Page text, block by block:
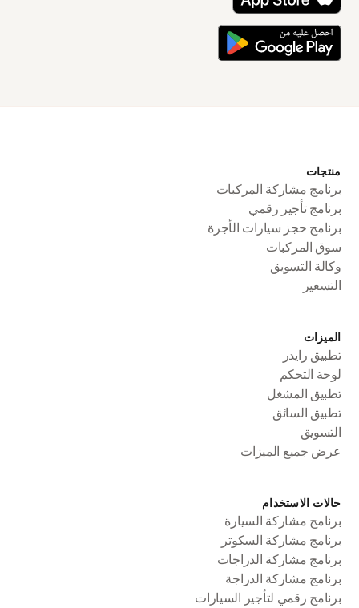
منتجات
برنامج مشاركة المركبات
برنامج تأجير رقمي
برنامج حجز سيارات الأجرة
سوق المركبات
وكالة التسويق
التسعير
الميزات
تطبيق رايدر
لوحة التحكم
تطبيق المشغل
تطبيق السائق
التسويق
عرض جميع الميزات
حالات الاستخدام
برنامج مشاركة السيارة
برنامج مشاركة السكوتر
برنامج مشاركة الدراجات
برنامج مشاركة الدراجة
برنامج رقمي لتأجير السيارات